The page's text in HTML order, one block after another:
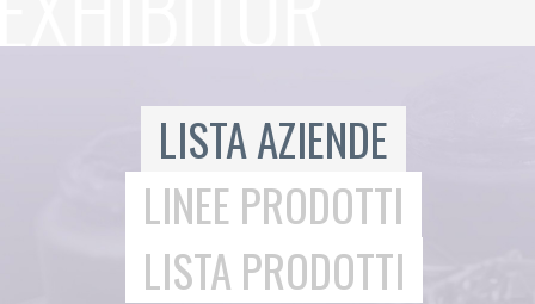
LISTA AZIENDE
LINEE PRODOTTI
LISTA PRODOTTI